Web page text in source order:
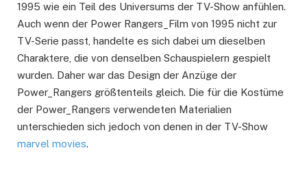
1995 wie ein Teil des Universums der TV-Show anfühlen.
Auch wenn der Power Rangers_Film von 1995 nicht zur
TV-Serie passt, handelte es sich dabei um dieselben
Charaktere, die von denselben Schauspielern gespielt
wurden. Daher war das Design der Anzüge der
Power_Rangers größtenteils gleich. Die für die Kostüme
der Power_Rangers verwendeten Materialien
unterschieden sich jedoch von denen in der TV-Show
marvel movies.